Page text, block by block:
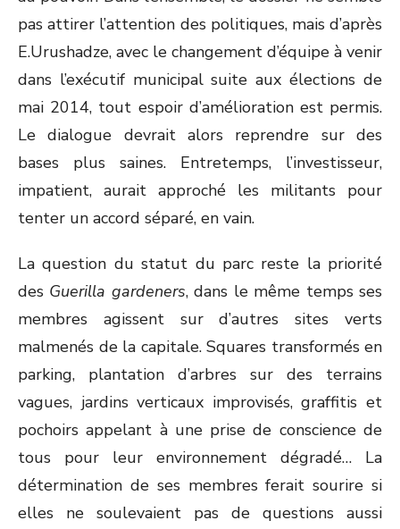
pas attirer l’attention des politiques, mais d’après
E.Urushadze, avec le changement d’équipe à venir
dans l’exécutif municipal suite aux élections de
mai 2014, tout espoir d’amélioration est permis.
Le dialogue devrait alors reprendre sur des
bases plus saines. Entretemps, l’investisseur,
impatient, aurait approché les militants pour
tenter un accord séparé, en vain.
La question du statut du parc reste la priorité
des Guerilla gardeners, dans le même temps ses
membres agissent sur d’autres sites verts
malmenés de la capitale. Squares transformés en
parking, plantation d’arbres sur des terrains
vagues, jardins verticaux improvisés, graffitis et
pochoirs appelant à une prise de conscience de
tous pour leur environnement dégradé… La
détermination de ses membres ferait sourire si
elles ne soulevaient pas de questions aussi